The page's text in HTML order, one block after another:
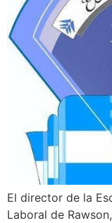
El director de la
Laboral de